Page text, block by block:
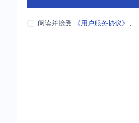
阅读并接受 《用户服务协议》 、